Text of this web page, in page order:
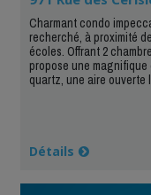
Charmant condo
recherché, à proximité
écoles. Offrant 2
propose une
quartz, une aire ouverte
Détails